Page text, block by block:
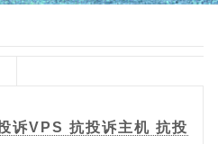
诉VPS 抗投诉主机 抗投